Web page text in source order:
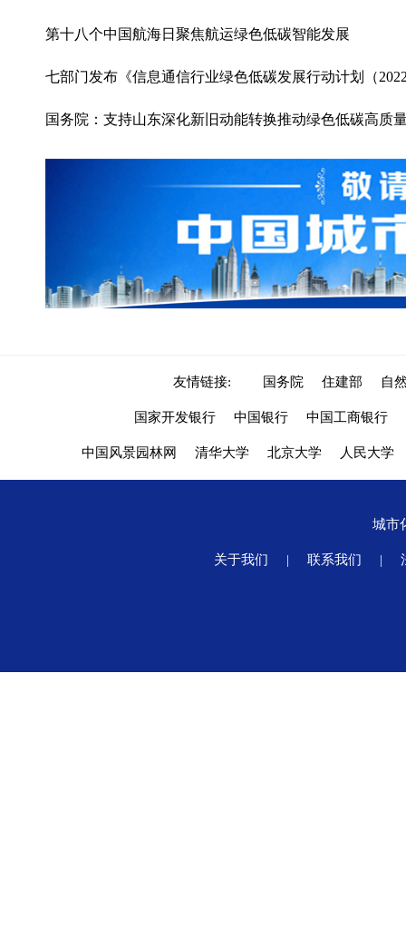
第十八个中国航海日聚焦航运绿色低碳智能发展
七部门发布《信息通信行业绿色低碳发展行动计划（
国务院：支持山东深化新旧动能转换推动绿色低碳高质
友情链接: 国务院 住建部 自
国家开发银行 中国银行 中国工商银行
中国风景园林网 清华大学 北京大学 人民大学
城市
关于我们 | 联系我们 |